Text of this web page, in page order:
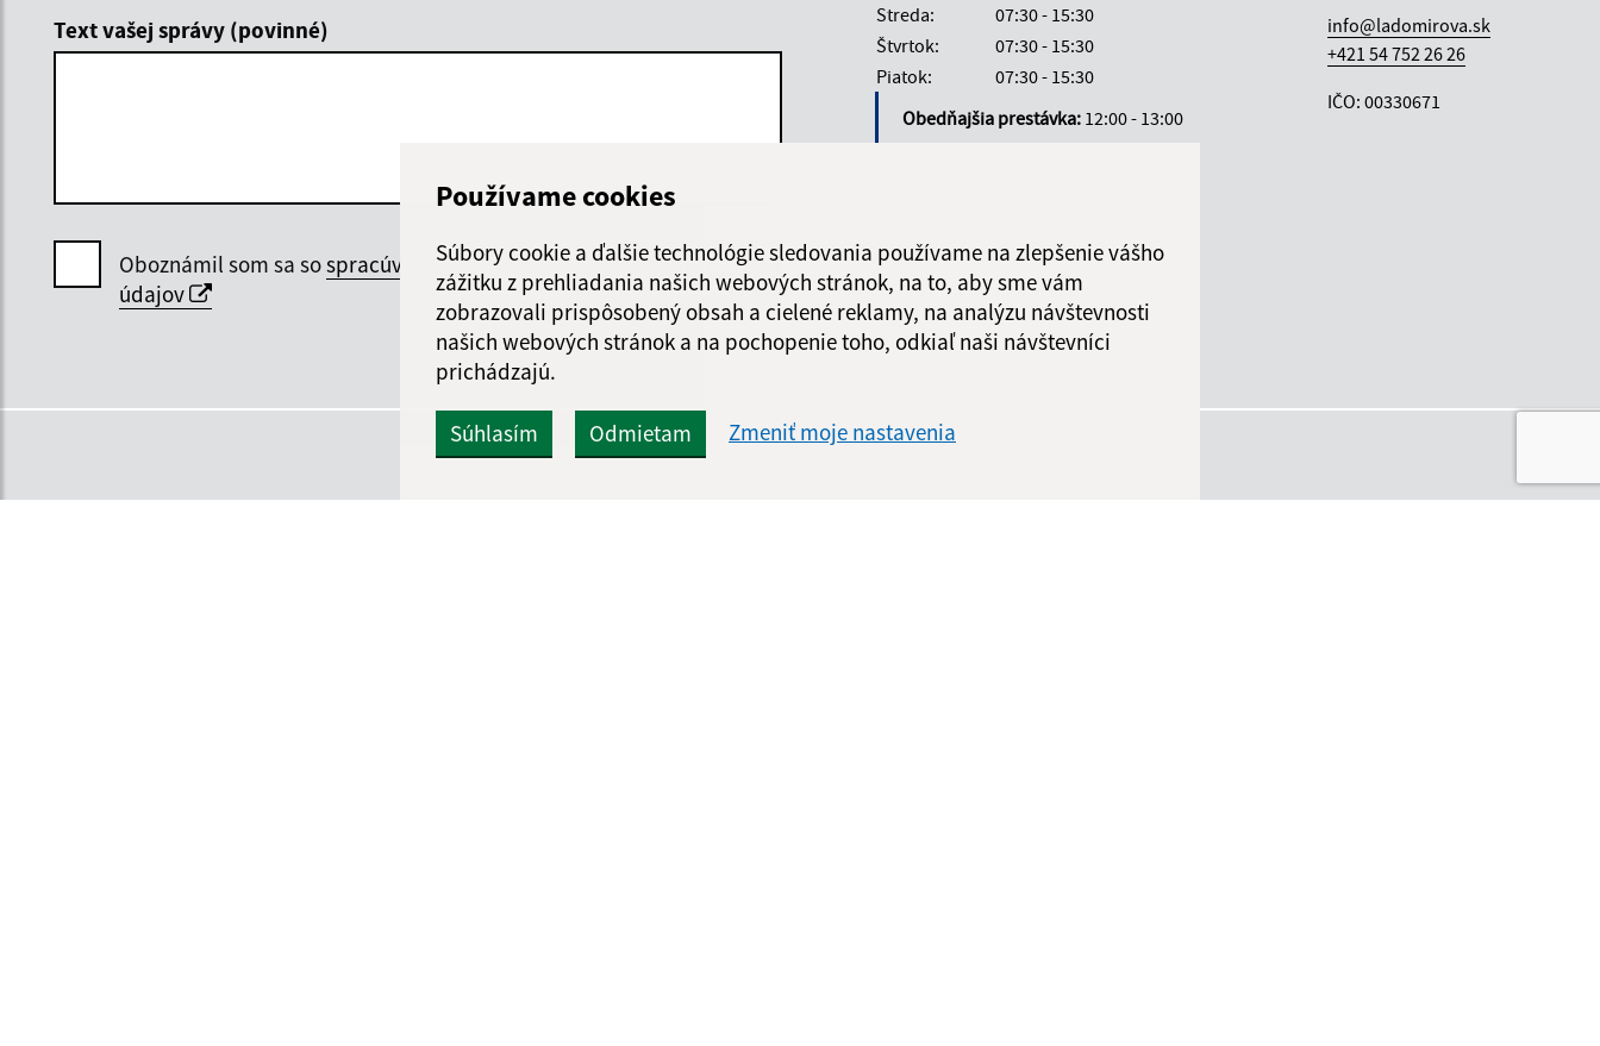
Používame cookies
Súbory cookie a ďalšie technológie sledovania používame na zlepšenie vášho
zážitku z prehliadania našich webových stránok, na to, aby sme vám
zobrazovali prispôsobený obsah a cielené reklamy, na analýzu návštevnosti
našich webových stránok a na pochopenie toho, odkiaľ naši návštevníci
prichádzajú.
Súhlasím Odmietam Zmeniť moje nastavenia
Text vašej správy (povinné)
Oboznámil som sa sospracúvaním osobných
údajov
Google reCaptcha Response
Odoslať
správu
Streda:
07:30 - 15:30
Štvrtok:
07:30 - 15:30
Piatok:
07:30 - 15:30
Obedňajšia prestávka: 12:00 - 13:00
info@ladomirova.sk
+421 54 752 26 26
IČO: 00330671